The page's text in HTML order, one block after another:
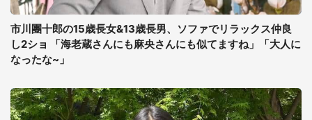
市川團十郎の15歳長女&13歳長男、ソファでリラックス仲良
し2ショ 「海老蔵さんにも麻央さんにも似てますね」「大人に
なったな~」